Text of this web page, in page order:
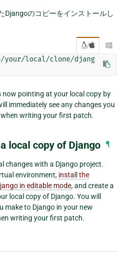
Djangoのコピーをインストールし
/ 
local/clone/djang
now pointing at your local copy by
immediately see any changes you
writing your first patch.
local copy of Django ¶
changes with a Django project.
environment, install the
in editable mode, and create a
local copy of Django. You will
make to Django in your new
writing your first patch.